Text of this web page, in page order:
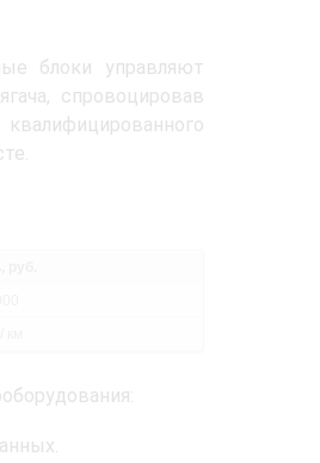
блоки управляют
спровоцировав